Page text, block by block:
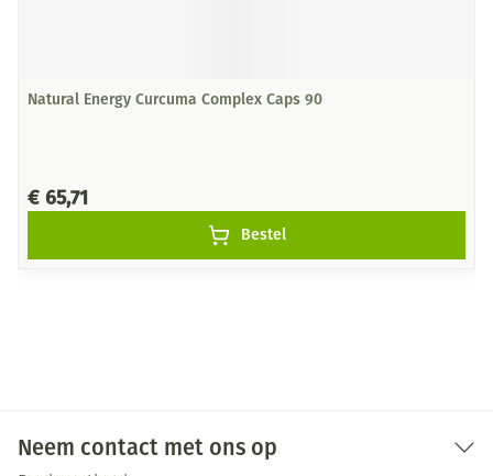
Natural Energy Curcuma Complex Caps 90
€ 65,71
Bestel
Neem contact met ons op